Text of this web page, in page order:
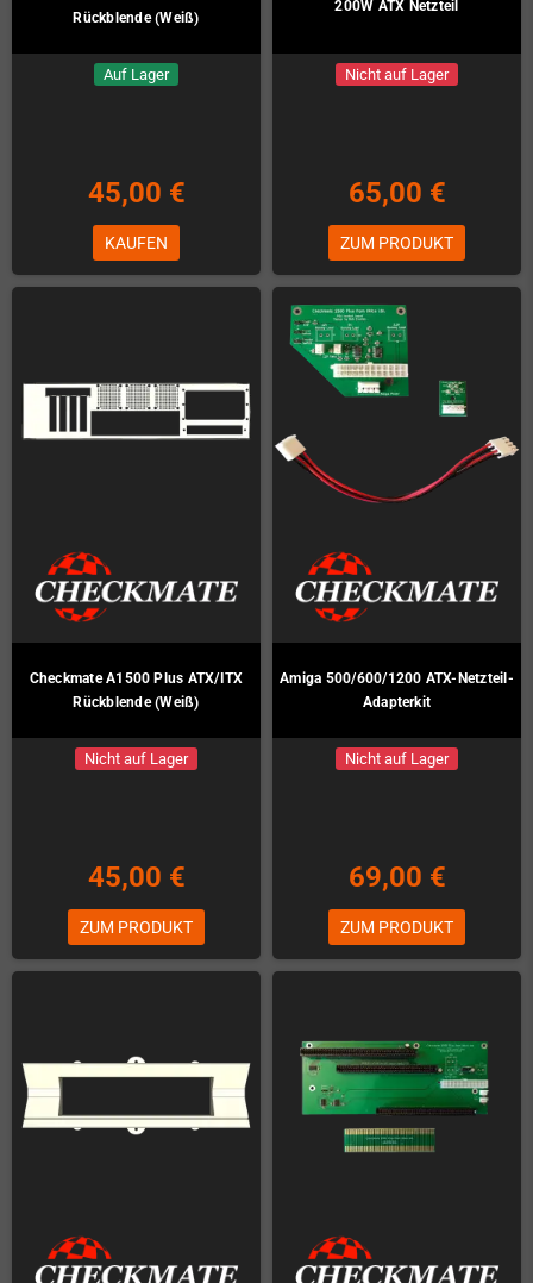
Rückblende (Weiß)
Auf Lager
45,00 €
KAUFEN
200W ATX Netzteil
Nicht auf Lager
65,00 €
ZUM PRODUKT
Checkmate A1500 Plus ATX/ITX
Rückblende (Weiß)
Nicht auf Lager
45,00 €
ZUM PRODUKT
Amiga 500/600/1200 ATX-Netzteil-
Adapterkit
Nicht auf Lager
69,00 €
ZUM PRODUKT